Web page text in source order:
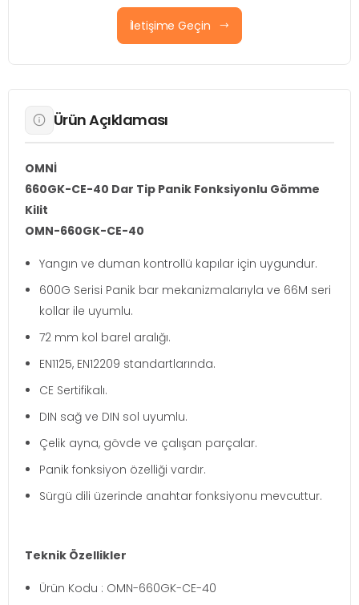
İletişime Geçin
Ürün Açıklaması
OMNİ
660GK-CE-40 Dar Tip Panik Fonksiyonlu Gömme
Kilit
OMN-660GK-CE-40
Yangın ve duman kontrollü kapılar için uygundur.
600G Serisi Panik bar mekanizmalarıyla ve 66M seri
kollar ile uyumlu.
72 mm kol barel aralığı.
EN1125, EN12209 standartlarında.
CE Sertifikalı.
DIN sağ ve DIN sol uyumlu.
Çelik ayna, gövde ve çalışan parçalar.
Panik fonksiyon özelliği vardır.
Sürgü dili üzerinde anahtar fonksiyonu mevcuttur.
Teknik Özellikler
Ürün Kodu : OMN-660GK-CE-40